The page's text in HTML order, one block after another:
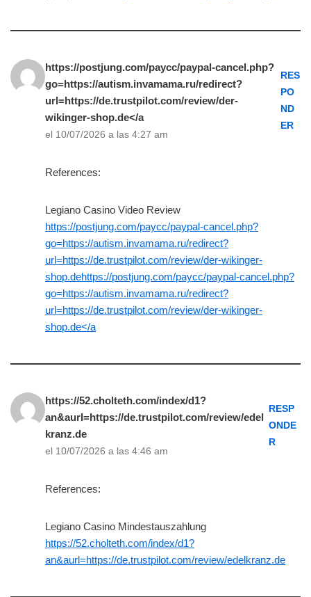
https://postjung.com/paycc/paypal-cancel.php?
go=https://autism.invamama.ru/redirect?
url=https://de.trustpilot.com/review/der-
wikinger-shop.de</a
el 10/07/2026 a las 4:27 am
RES
PO
ND
ER
References:
Legiano Casino Video Review
https://postjung.com/paycc/paypal-cancel.php?
go=https://autism.invamama.ru/redirect?
url=https://de.trustpilot.com/review/der-wikinger-
shop.dehttps://postjung.com/paycc/paypal-cancel.php?
go=https://autism.invamama.ru/redirect?
url=https://de.trustpilot.com/review/der-wikinger-
shop.de</a
https://52.cholteth.com/index/d1?
an&aurl=https://de.trustpilot.com/review/edel
kranz.de
el 10/07/2026 a las 4:46 am
RESP
ONDE
R
References:
Legiano Casino Mindestauszahlung
https://52.cholteth.com/index/d1?
an&aurl=https://de.trustpilot.com/review/edelkranz.de